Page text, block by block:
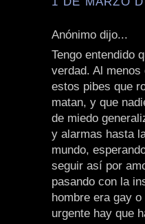
Anónimo dijo...
Tengo entendido
verdad. Al
estos pibes que
matan, y que
de miedo
y alarmas hasta
mundo,
seguir así por
pasando con la
hombre era gay
urgente hay que